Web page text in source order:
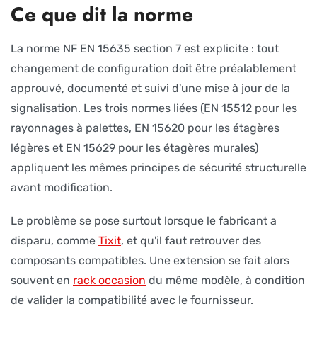
Ce que dit la norme
La norme NF EN 15635 section 7 est explicite : tout
changement de configuration doit être préalablement
approuvé, documenté et suivi d'une mise à jour de la
signalisation. Les trois normes liées (EN 15512 pour les
rayonnages à palettes, EN 15620 pour les étagères
légères et EN 15629 pour les étagères murales)
appliquent les mêmes principes de sécurité structurelle
avant modification.
Le problème se pose surtout lorsque le fabricant a
disparu, comme Tixit, et qu'il faut retrouver des
composants compatibles. Une extension se fait alors
souvent en rack occasion du même modèle, à condition
de valider la compatibilité avec le fournisseur.